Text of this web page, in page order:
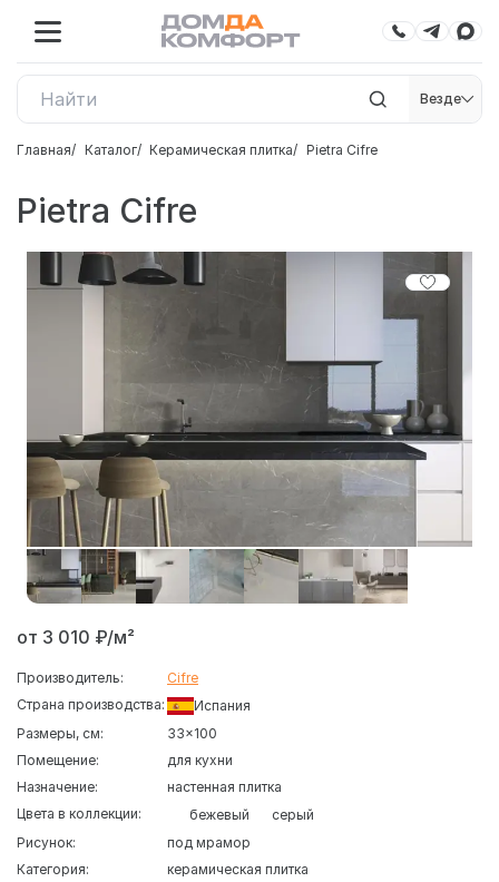
Везде
Главная Каталог Керамическая плитка Pietra Cifre
Pietra Cifre
от 3 010 ₽/м²
Производитель:
Cifre
Страна производства:
Испания
Размеры, см:
33x100
Помещение:
для кухни
Назначение:
настенная плитка
Цвета в коллекции:
бежевый
серый
Рисунок:
под мрамор
Категория:
керамическая плитка